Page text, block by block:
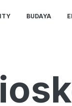
BUDAYA